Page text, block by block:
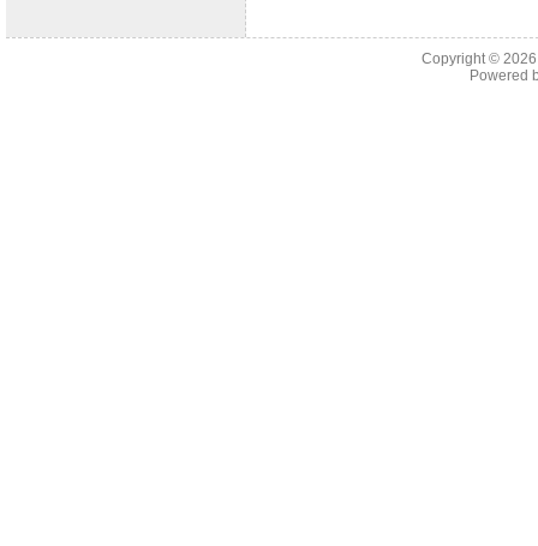
Copyright ©
Powered